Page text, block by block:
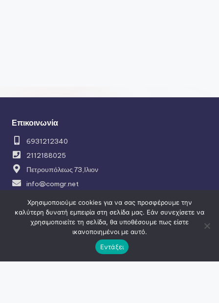
Επικοινωνία
6931212340
2112188025
Πετρουπόλεως 73,Ιλιον
info@comgr.net
Social
Χρησιμοποιούμε cookies για να σας προσφέρουμε την
καλύτερη δυνατή εμπειρία στη σελίδα μας. Εάν συνεχίσετε να
χρησιμοποιείτε τη σελίδα, θα υποθέσουμε πως είστε
ικανοποιημένοι με αυτό.
Εντάξει